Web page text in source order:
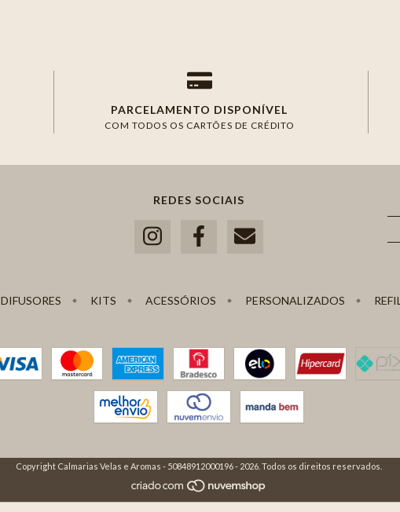
PARCELAMENTO DISPONÍVEL
COM TODOS OS CARTÕES DE CRÉDITO
REDES SOCIAIS
DIFUSORES KITS ACESSÓRIOS PERSONALIZADOS REFIL
Copyright Calmarias Velas e Aromas - 50848912000196 - 2026. Todos os direitos reservados.